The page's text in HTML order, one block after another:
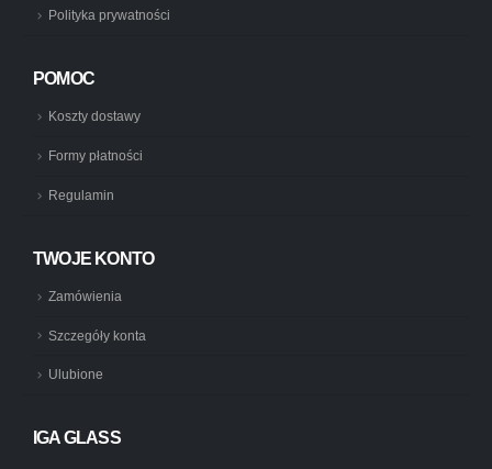
Polityka prywatności
POMOC
Koszty dostawy
Formy płatności
Regulamin
TWOJE KONTO
Zamówienia
Szczegóły konta
Ulubione
IGA GLASS